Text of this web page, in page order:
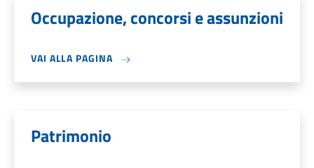
Occupazione, concorsi e assunzioni
VAI ALLA PAGINA
Patrimonio